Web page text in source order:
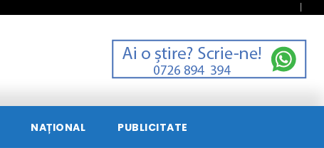
NAȚIONAL PUBLICITATE